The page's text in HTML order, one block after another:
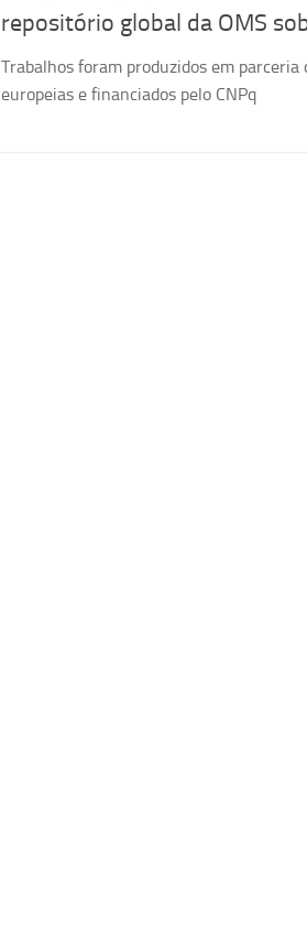
repositório global da OMS
Trabalhos foram produzidos em parceria
europeias e financiados pelo CNPq